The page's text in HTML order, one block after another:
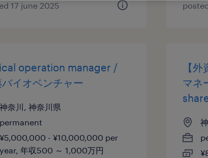
17 june 2025
operation manager /
イオベンチャー
神奈川, 神奈川県
permanent
¥5,000,000 - ¥10,000,000 per
year, 年収500 ～ 1,000万円
【
マネ